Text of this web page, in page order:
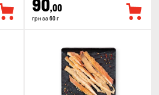
90,00
грн за 60 г